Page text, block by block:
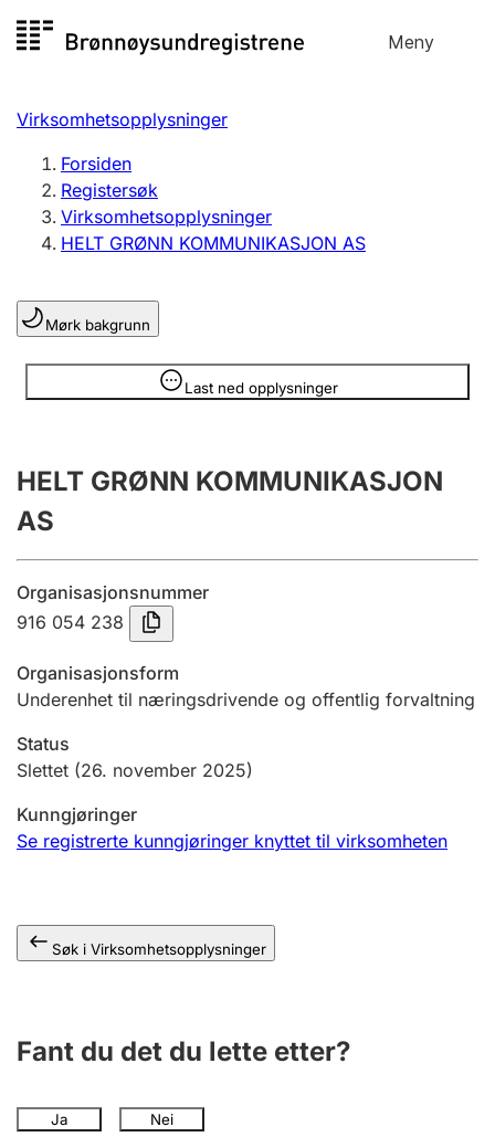
til
Meny
Registersøk
Aksjeselskap
Enkeltpersonforetak
Registrere, endre, slette
Lag og forening
Registrere, endre, slette
Årsregnskap
Innsending og forsinkelsesgebyr
Tinglysing
Betaling og jegeravgiftskort
Ektepaktveileder
Offentlig sektor
Virksomhetsopplysninger
Forsiden
Registersøk
Virksomhetsopplysninger
HELT GRØNN KOMMUNIKASJON AS
Mørk bakgrunn
Last ned opplysninger
Opplysninger er skjult
HELT GRØNN KOMMUNIKASJON
AS
Organisasjonsnummer
916 054 238
Organisasjonsform
Underenhet til næringsdrivende og offentlig forvaltning
Status
Slettet (26. november 2025)
Kunngjøringer
Se registrerte kunngjøringer knyttet til virksomheten
Søk i Virksomhetsopplysninger
Fant du det du lette etter?
Ja Nei